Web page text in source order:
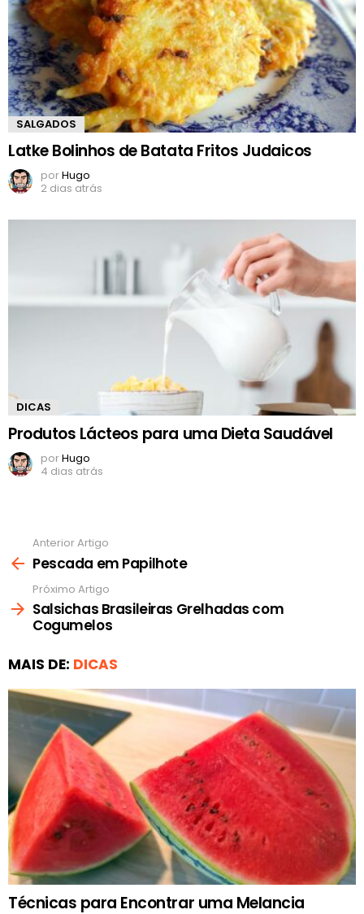
SALGADOS
Latke Bolinhos de Batata Fritos Judaicos
porHugo
2 dias atrás
DICAS
Produtos Lácteos para uma Dieta Saudável
porHugo
4 dias atrás
mais
Anterior Artigo
Pescada em Papilhote
Próximo Artigo
Salsichas Brasileiras Grelhadas com
Cogumelos
MAIS DE: DICAS
Técnicas para Encontrar uma Melancia